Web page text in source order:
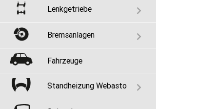
Lenkgetriebe
Bremsanlagen
Fahrzeuge
Standheizung Webasto